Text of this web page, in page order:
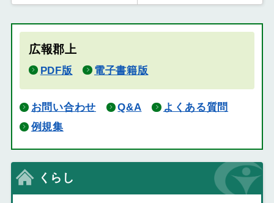
広報郡上
PDF版 電子書籍版
お問い合わせ Q&A
よくある質問
例規集
くらし